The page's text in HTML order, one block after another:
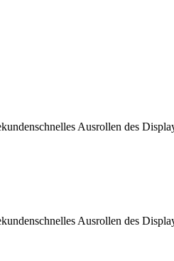
Ausrollen des
Ausrollen des